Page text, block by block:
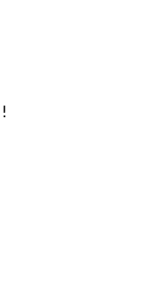
!